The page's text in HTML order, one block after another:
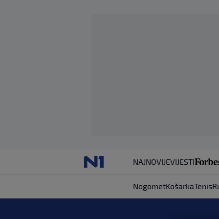
NAJNOVIJEVIJESTI
NogometKošarkaTenis